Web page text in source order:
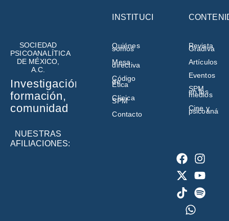
SOCIEDAD
PSICOANALÍTICA
DE MÉXICO,
A.C.
Investigación,
formación,
comunidad
NUESTRAS
AFILIACIONES:
INSTITUCIÓN
Quiénes
somos
Mesa
directiva
Código
de
Ética
Clínica
SPM
Contacto
Revista
Gradiva
Artículos
Eventos
SPM
en los
medios
Cine y